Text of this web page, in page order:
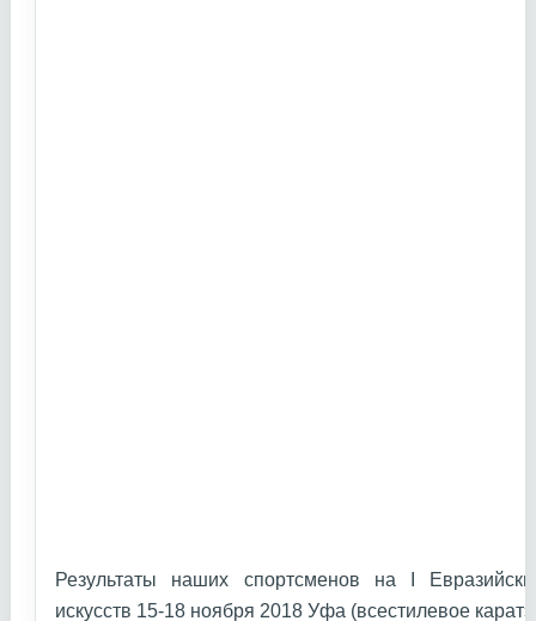
Результаты наших спортсменов на I
искусств 15-18 ноября 2018 Уфа (всестилевое